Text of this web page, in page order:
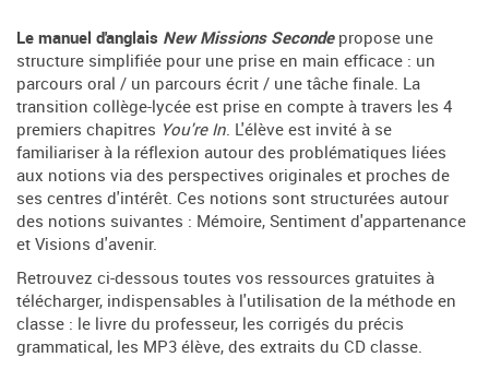
Le manuel d'anglais New Missions Seconde propose une
structure simplifiée pour une prise en main efficace : un
parcours oral / un parcours écrit / une tâche finale. La
transition collège-lycée est prise en compte à travers les 4
premiers chapitres You're In. L'élève est invité à se
familiariser à la réflexion autour des problématiques liées
aux notions via des perspectives originales et proches de
ses centres d'intérêt. Ces notions sont structurées autour
des notions suivantes : Mémoire, Sentiment d'appartenance
et Visions d'avenir.
Retrouvez ci-dessous toutes vos ressources gratuites à
télécharger, indispensables à l'utilisation de la méthode en
classe : le livre du professeur, les corrigés du précis
grammatical, les MP3 élève, des extraits du CD classe.